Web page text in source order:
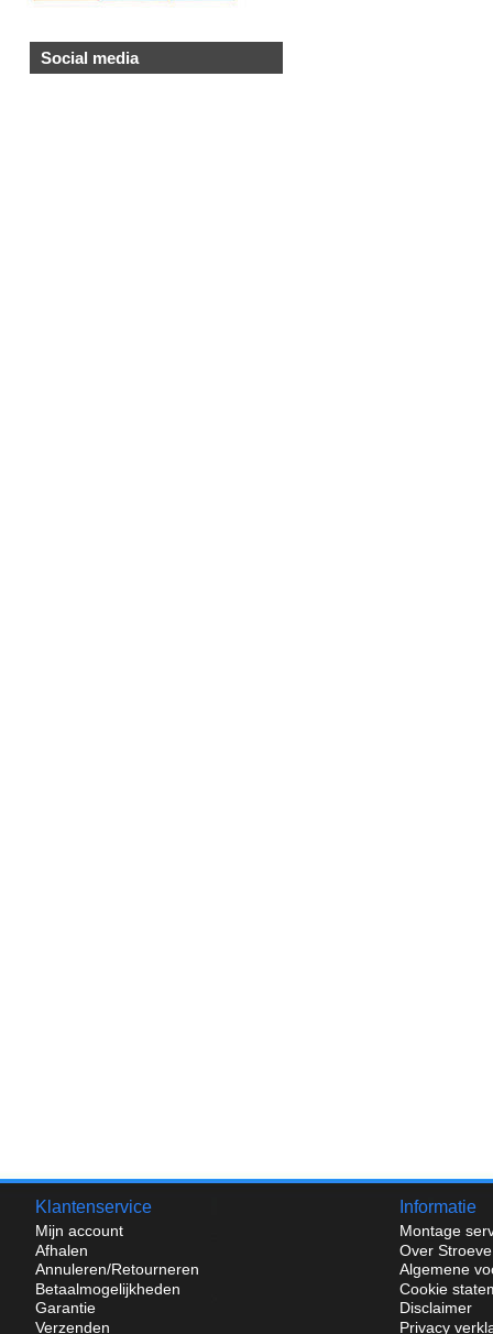
Social media
Klantenservice
Mijn account
Afhalen
Annuleren/Retourneren
Betaalmogelijkheden
Garantie
Verzenden
Informatie
Montage
Over
Algemene
Cookie
Disclaimer
Privacy